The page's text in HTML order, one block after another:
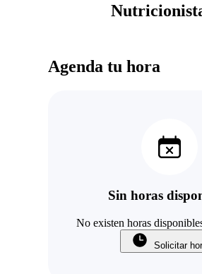
Agenda tu hora
Sin horas
No existen horas
Solicitar